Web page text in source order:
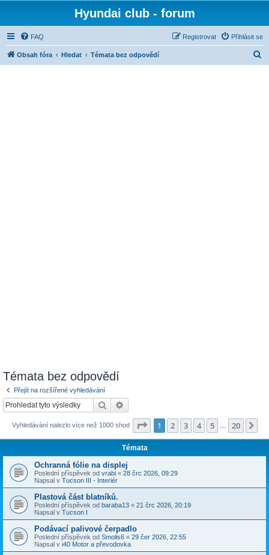
Hyundai club - forum
FAQ Přihlásit se
Registrovat
Obsah fóra Hledat Témata bez odpovědí
Témata bez odpovědí
Přejít na rozšířené vyhledávání
Hledat
Vyhledávání nalezlo více než 1000 shod Stránka z 20
1 2 3 4 5 20
Témata
Ochranná fólie na displej
Poslední příspěvek od vrabi « 28 črc 2026, 09:29
Napsal v Tucson III - Interiér
Plastová část blatníků.
Poslední příspěvek od baraba13 « 21 črc 2026, 20:19
Napsal v Tucson I
Podávací palivové čerpadlo
Poslední příspěvek od Smolis6 « 29 čer 2026, 22:55
Napsal v i40 Motor a převodovka